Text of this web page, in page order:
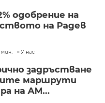
одобрение на
на Радев
мин.
У нас
задръстване
маршрути
на АМ...